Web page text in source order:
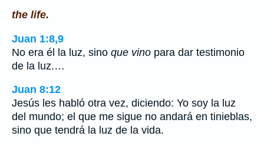
the life.
Juan 1:8,9
No era él la luz, sino que vino para dar testimonio
de la luz.…
Juan 8:12
Jesús les habló otra vez, diciendo: Yo soy la luz
del mundo; el que me sigue no andará en tinieblas,
sino que tendrá la luz de la vida.